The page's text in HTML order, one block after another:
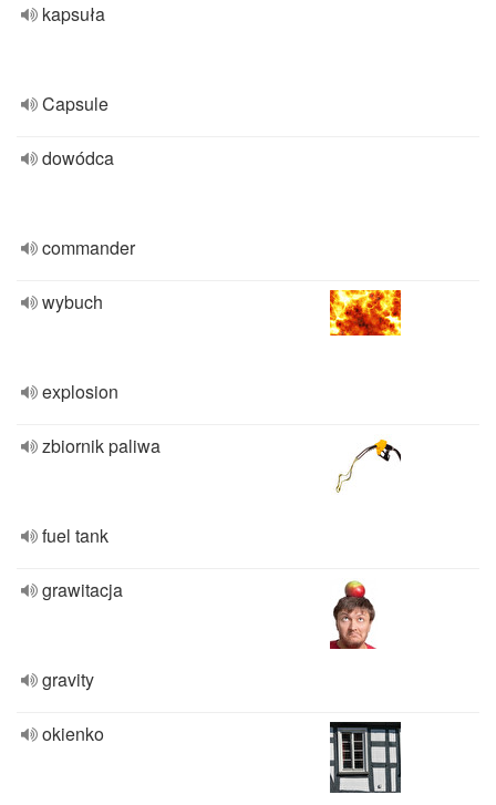
kapsuła
Capsule
dowódca
commander
wybuch
explosion
zbiornik paliwa
fuel tank
grawitacja
gravity
okienko